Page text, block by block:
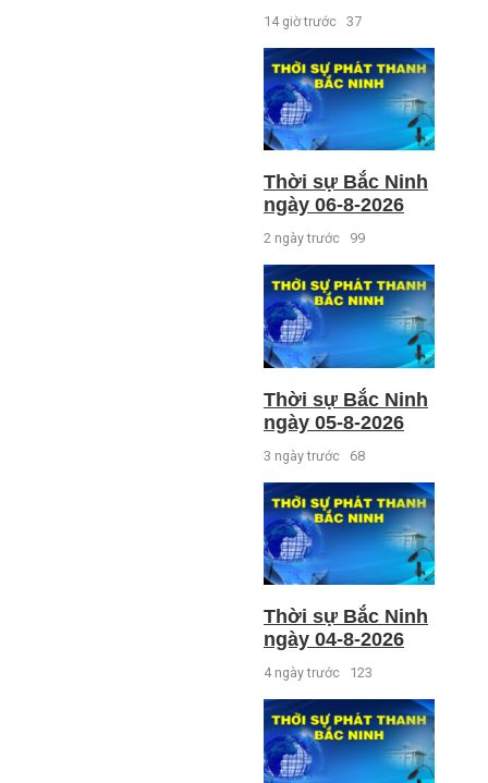
14 giờ trước 37
Thời sự Bắc Ninh
ngày 06-8-2026
2 ngày trước 99
Thời sự Bắc Ninh
ngày 05-8-2026
3 ngày trước 68
Thời sự Bắc Ninh
ngày 04-8-2026
4 ngày trước 123